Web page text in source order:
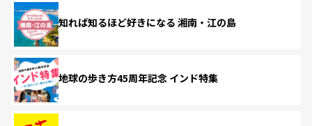
知れば知るほど好きになる 湘南・江の島
地球の歩き方45周年記念 インド特集